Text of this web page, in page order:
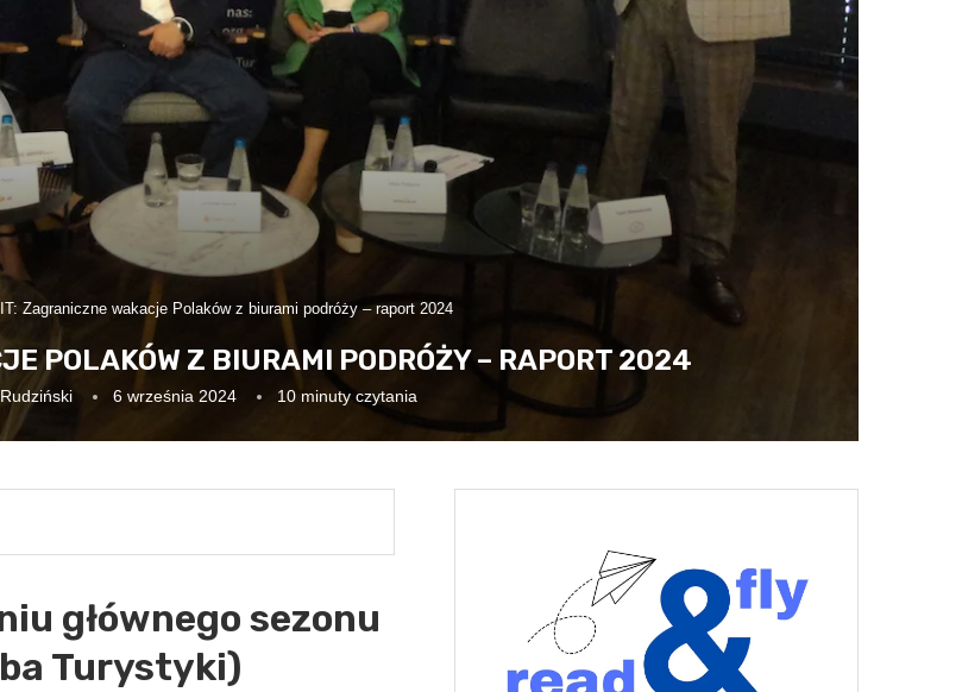
Zagraniczne wakacje Polaków z biurami podróży – raport 2024
POLAKÓW Z BIURAMI PODRÓŻY – RAPORT 2024
6 września 2024 10 minuty czytania
głównego sezonu
Turystyki)